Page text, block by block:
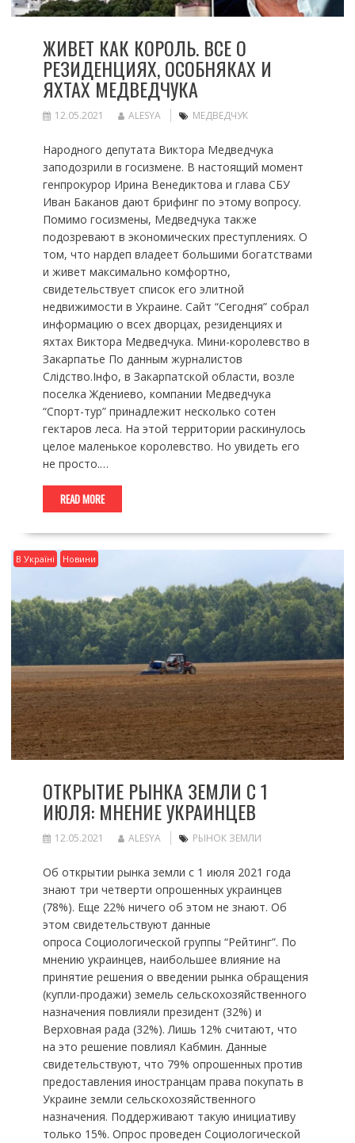
ЖИВЕТ КАК КОРОЛЬ. ВСЕ О
РЕЗИДЕНЦИЯХ, ОСОБНЯКАХ И
ЯХТАХ МЕДВЕДЧУКА
12.05.2021 ALESYA МЕДВЕДЧУК
Народного депутата Виктора Медведчука
заподозрили в госизмене. В настоящий момент
генпрокурор Ирина Венедиктова и глава СБУ
Иван Баканов дают брифинг по этому вопросу.
Помимо госизмены, Медведчука также
подозревают в экономических преступлениях. О
том, что нардеп владеет большими богатствами
и живет максимально комфортно,
свидетельствует список его элитной
недвижимости в Украине. Сайт “Сегодня” собрал
информацию о всех дворцах, резиденциях и
яхтах Виктора Медведчука. Мини-королевство в
Закарпатье По данным журналистов
Слідство.Інфо, в Закарпатской области, возле
поселка Ждениево, компании Медведчука
“Спорт-тур” принадлежит несколько сотен
гектаров леса. На этой территории раскинулось
целое маленькое королевство. Но увидеть его
не просто.…
READ MORE
В Україні Новини
ОТКРЫТИЕ РЫНКА ЗЕМЛИ С 1
ИЮЛЯ: МНЕНИЕ УКРАИНЦЕВ
12.05.2021 ALESYA РЫНОК ЗЕМЛИ
Об открытии рынка земли с 1 июля 2021 года
знают три четверти опрошенных украинцев
(78%). Еще 22% ничего об этом не знают. Об
этом свидетельствуют данные
опроса Социологической группы “Рейтинг”. По
мнению украинцев, наибольшее влияние на
принятие решения о введении рынка обращения
(купли-продажи) земель сельскохозяйственного
назначения повлияли президент (32%) и
Верховная рада (32%). Лишь 12% считают, что
на это решение повлиял Кабмин. Данные
свидетельствуют, что 79% опрошенных против
предоставления иностранцам права покупать в
Украине земли сельскохозяйственного
назначения. Поддерживают такую инициативу
только 15%. Опрос проведен Социологической